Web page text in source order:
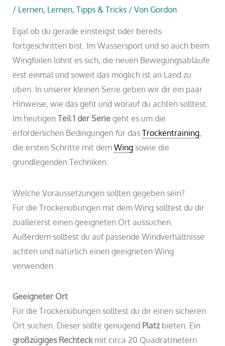
/ Lernen, Lernen, Tipps & Tricks / Von Gordon
Egal ob du gerade einsteigst oder bereits
fortgeschritten bist. Im Wassersport und so auch beim
Wingfoilen lohnt es sich, die neuen Bewegungsabläufe
erst einmal und soweit das möglich ist an Land zu
üben. In unserer kleinen Serie geben wir dir ein paar
Hinweise, wie das geht und worauf du achten solltest.
Im heutigenTeil 1 der Seriegeht es um die
erforderlichen Bedingungen für dasTrockentraining,
die ersten Schritte mit demWing sowie die
grundlegenden Techniken.
Welche Voraussetzungen sollten gegeben sein?
Für die Trockenübungen mit dem Wing solltest du dir
zuallererst einen geeigneten Ort aussuchen.
Außerdem solltest du auf passende Windverhältnisse
achten und natürlich einen geeigneten Wing
verwenden.
Geeigneter Ort
Für die Trockenübungen solltest du dir einen sicheren
Ort suchen. Dieser sollte genügend Platzbieten. Ein
großzügiges Rechteckmit circa 20 Quadratmetern